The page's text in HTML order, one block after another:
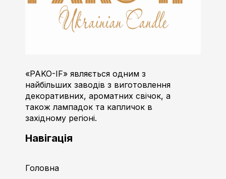
«PAKO-IF» являється одним з
найбільших заводів з виготовлення
декоративних, ароматних свічок, а
також лампадок та капличок в
західному регіоні.
Навігація
Головна